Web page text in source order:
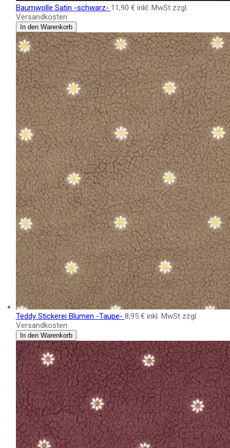
Baumwolle Satin -schwarz- 11,90 € inkl. MwSt zzgl.
Versandkosten
In den Warenkorb
Teddy Stickerei Blumen -Taupe- 8,95 € inkl. MwSt zzgl.
Versandkosten
In den Warenkorb